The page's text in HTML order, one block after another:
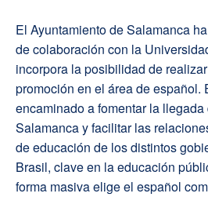
El Ayuntamiento de Salamanca
de colaboración con la
incorpora la posibilidad de
promoción en el área de español.
encaminado a fomentar la
Salamanca y facilitar las
de educación de los distintos
Brasil, clave en la educación
forma masiva elige el español